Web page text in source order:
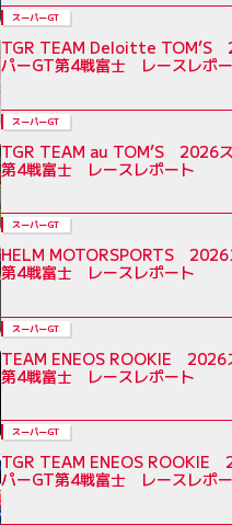
スーパーGT
TGR TEAM Deloitte TOM’S
パーGT第4戦富士 レースレポ
スーパーGT
TGR TEAM au TOM’S 2026
第4戦富士 レースレポート
スーパーGT
HELM MOTORSPORTS 2026
第4戦富士 レースレポート
スーパーGT
TEAM ENEOS ROOKIE 2026
第4戦富士 レースレポート
スーパーGT
TGR TEAM ENEOS ROOKIE
パーGT第4戦富士 レースレポ